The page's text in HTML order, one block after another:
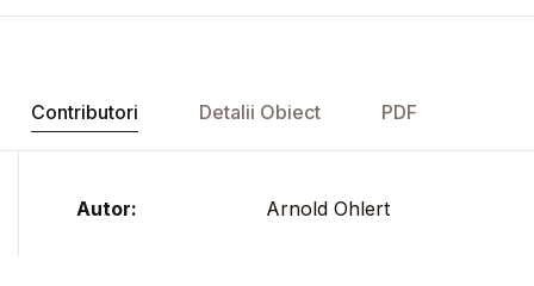
Contributori Detalii Obiect PDF
Autor: Arnold Ohlert